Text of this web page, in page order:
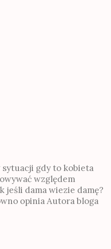
sytuacji gdy to kobieta
względem
jeśli dama wiezie damę?
opinia Autora bloga